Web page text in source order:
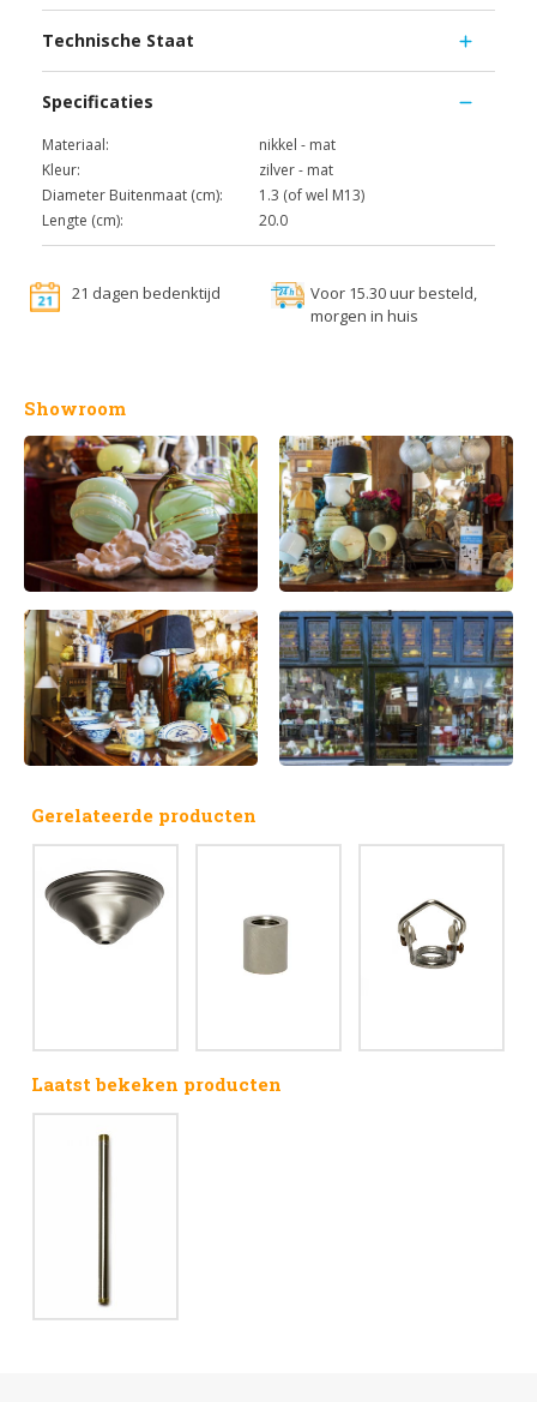
Technische Staat
Specificaties
Materiaal:
nikkel - mat
Kleur:
zilver - mat
Diameter Buitenmaat (cm):
1.3 (of wel M13)
Lengte (cm):
20.0
21 dagen bedenktijd
Voor 15.30 uur besteld,
morgen in huis
Showroom
Gerelateerde producten
Laatst bekeken producten